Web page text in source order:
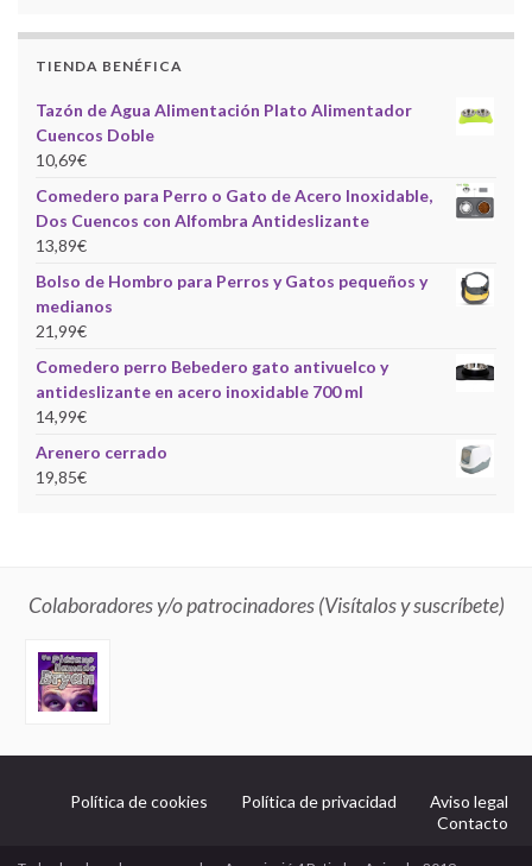
TIENDA BENÉFICA
Tazón de Agua Alimentación Plato Alimentador
Cuencos Doble
10,69€
Comedero para Perro o Gato de Acero Inoxidable,
Dos Cuencos con Alfombra Antideslizante
13,89€
Bolso de Hombro para Perros y Gatos pequeños y
medianos
21,99€
Comedero perro Bebedero gato antivuelco y
antideslizante en acero inoxidable 700 ml
14,99€
Arenero cerrado
19,85€
Colaboradores y/o patrocinadores (Visítalos y suscríbete)
Política de cookies Política de privacidad
Aviso legal
Contacto